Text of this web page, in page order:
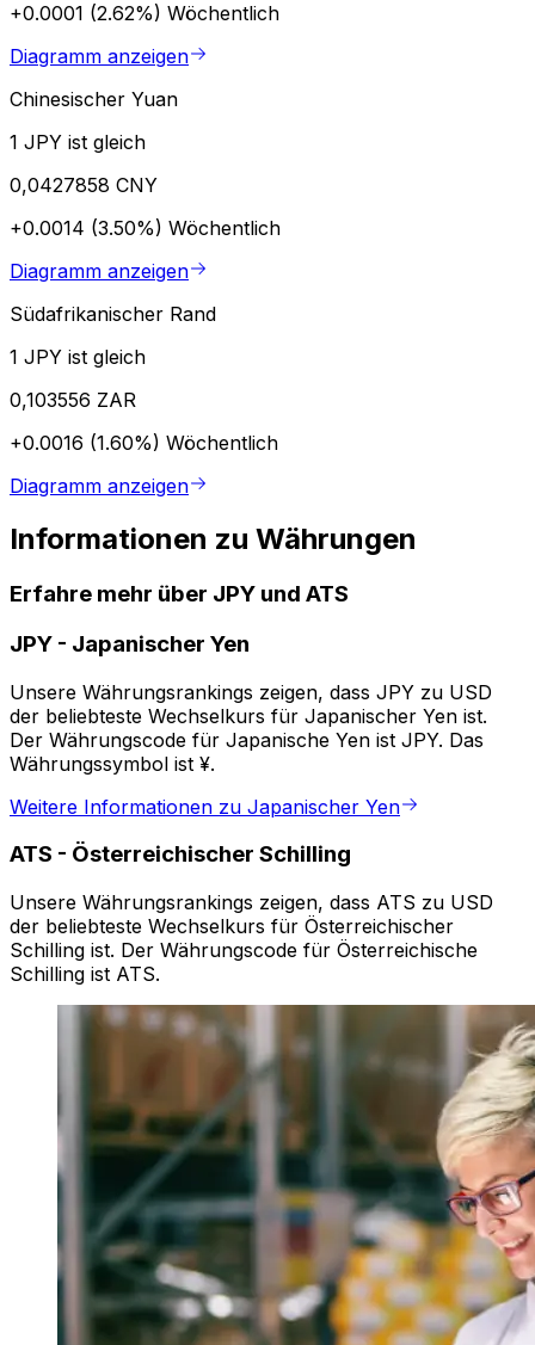
+0.0001 (2.62%) Wöchentlich
Diagramm anzeigen
Chinesischer Yuan
1 JPY ist gleich
0,0427858 CNY
+0.0014 (3.50%) Wöchentlich
Diagramm anzeigen
Südafrikanischer Rand
1 JPY ist gleich
0,103556 ZAR
+0.0016 (1.60%) Wöchentlich
Diagramm anzeigen
Informationen zu Währungen
Erfahre mehr über JPY und ATS
JPY - Japanischer Yen
Unsere Währungsrankings zeigen, dass JPY zu USD
der beliebteste Wechselkurs für Japanischer Yen ist.
Der Währungscode für Japanische Yen ist JPY. Das
Währungssymbol ist ¥.
Weitere Informationen zu Japanischer Yen
ATS - Österreichischer Schilling
Unsere Währungsrankings zeigen, dass ATS zu USD
der beliebteste Wechselkurs für Österreichischer
Schilling ist. Der Währungscode für Österreichische
Schilling ist ATS.